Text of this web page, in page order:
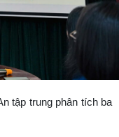
tập trung phân tích ba